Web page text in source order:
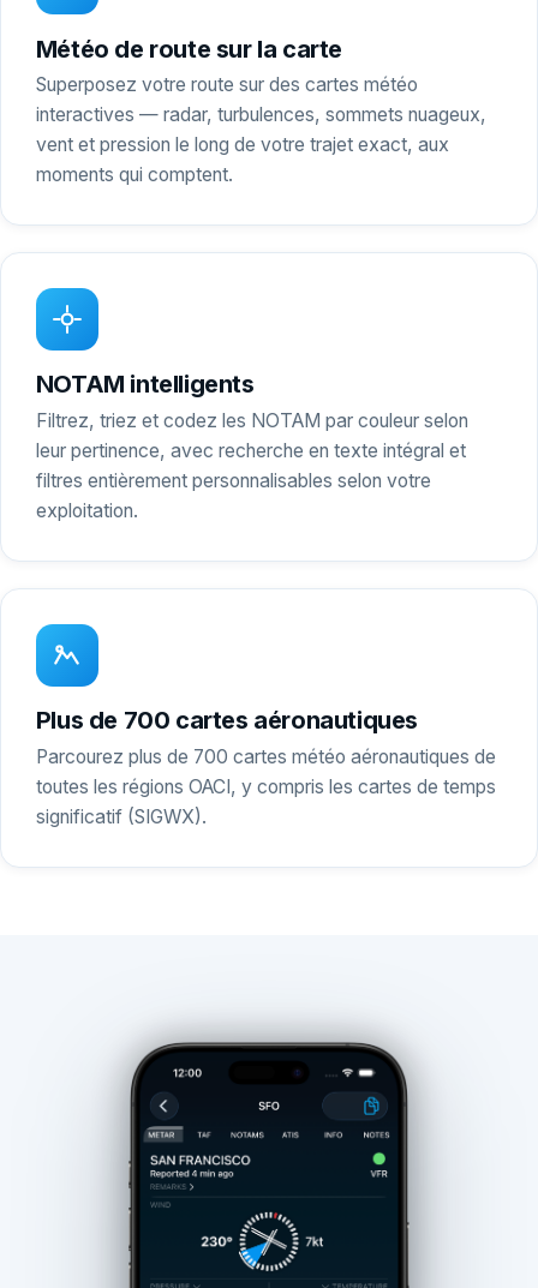
Météo de route sur la carte
Superposez votre route sur des cartes météo
interactives — radar, turbulences, sommets nuageux,
vent et pression le long de votre trajet exact, aux
moments qui comptent.
NOTAM intelligents
Filtrez, triez et codez les NOTAM par couleur selon
leur pertinence, avec recherche en texte intégral et
filtres entièrement personnalisables selon votre
exploitation.
Plus de 700 cartes aéronautiques
Parcourez plus de 700 cartes météo aéronautiques de
toutes les régions OACI, y compris les cartes de temps
significatif (SIGWX).